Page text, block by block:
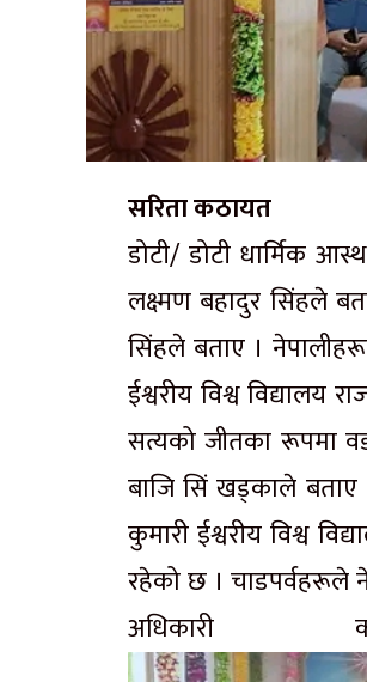
सरिता कठायत
डोटी/ डोटी धार्मिक
लक्ष्मण बहादुर सिंहले
सिंहले बताए ।
ईश्वरीय विश्व विद्यालय
सत्यको जीतका रूपमा
बाजि सिं खड्काले बताए
कुमारी ईश्वरीय विश्व
रहेको छ । चाडपर्वहरूले